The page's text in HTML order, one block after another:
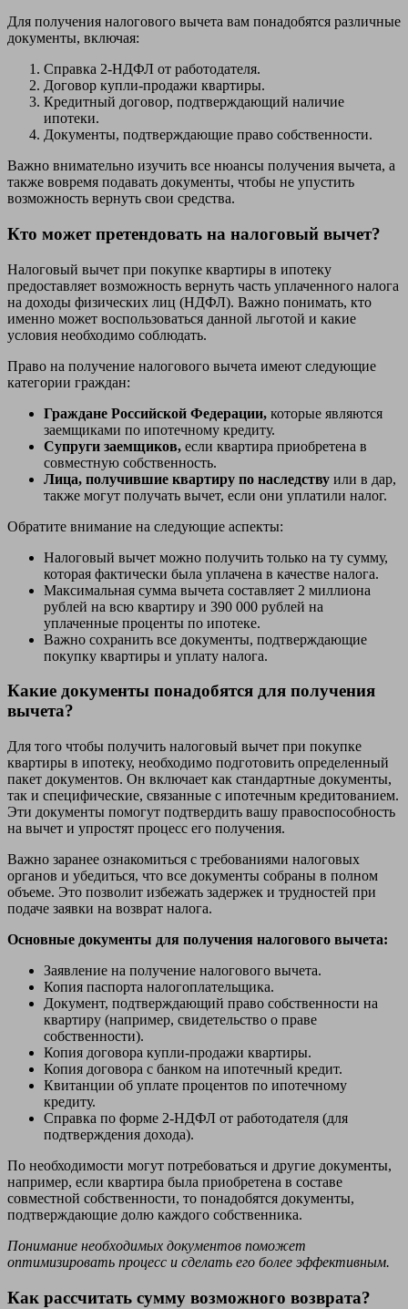
Для получения налогового вычета вам понадобятся различные
документы, включая:
Справка 2-НДФЛ от работодателя.
Договор купли-продажи квартиры.
Кредитный договор, подтверждающий наличие
ипотеки.
Документы, подтверждающие право собственности.
Важно внимательно изучить все нюансы получения вычета, а
также вовремя подавать документы, чтобы не упустить
возможность вернуть свои средства.
Кто может претендовать на налоговый вычет?
Налоговый вычет при покупке квартиры в ипотеку
предоставляет возможность вернуть часть уплаченного налога
на доходы физических лиц (НДФЛ). Важно понимать, кто
именно может воспользоваться данной льготой и какие
условия необходимо соблюдать.
Право на получение налогового вычета имеют следующие
категории граждан:
Граждане Российской Федерации, которые являются
заемщиками по ипотечному кредиту.
Супруги заемщиков, если квартира приобретена в
совместную собственность.
Лица, получившие квартиру по наследству или в дар,
также могут получать вычет, если они уплатили налог.
Обратите внимание на следующие аспекты:
Налоговый вычет можно получить только на ту сумму,
которая фактически была уплачена в качестве налога.
Максимальная сумма вычета составляет 2 миллиона
рублей на всю квартиру и 390 000 рублей на
уплаченные проценты по ипотеке.
Важно сохранить все документы, подтверждающие
покупку квартиры и уплату налога.
Какие документы понадобятся для получения
вычета?
Для того чтобы получить налоговый вычет при покупке
квартиры в ипотеку, необходимо подготовить определенный
пакет документов. Он включает как стандартные документы,
так и специфические, связанные с ипотечным кредитованием.
Эти документы помогут подтвердить вашу правоспособность
на вычет и упростят процесс его получения.
Важно заранее ознакомиться с требованиями налоговых
органов и убедиться, что все документы собраны в полном
объеме. Это позволит избежать задержек и трудностей при
подаче заявки на возврат налога.
Основные документы для получения налогового вычета:
Заявление на получение налогового вычета.
Копия паспорта налогоплательщика.
Документ, подтверждающий право собственности на
квартиру (например, свидетельство о праве
собственности).
Копия договора купли-продажи квартиры.
Копия договора с банком на ипотечный кредит.
Квитанции об уплате процентов по ипотечному
кредиту.
Справка по форме 2-НДФЛ от работодателя (для
подтверждения дохода).
По необходимости могут потребоваться и другие документы,
например, если квартира была приобретена в составе
совместной собственности, то понадобятся документы,
подтверждающие долю каждого собственника.
Понимание необходимых документов поможет
оптимизировать процесс и сделать его более эффективным.
Как рассчитать сумму возможного возврата?